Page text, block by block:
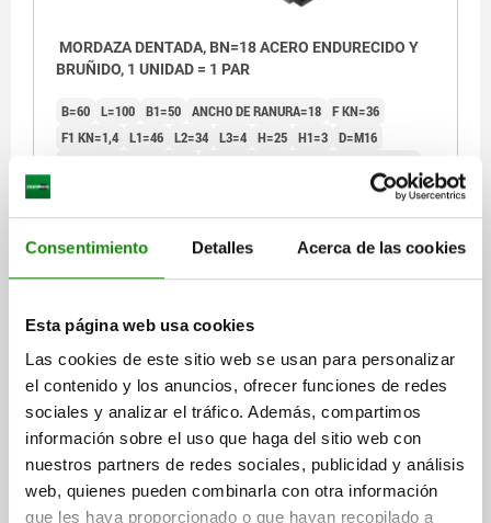
Consentimiento Detalles Acerca de las cookies
Esta página web usa cookies
Las cookies de este sitio web se usan para personalizar
el contenido y los anuncios, ofrecer funciones de redes
sociales y analizar el tráfico. Además, compartimos
información sobre el uso que haga del sitio web con
nuestros partners de redes sociales, publicidad y análisis
web, quienes pueden combinarla con otra información
que les haya proporcionado o que hayan recopilado a
MORDAZA DENTADA, BN=18 ACERO ENDURECIDO Y
BRUÑIDO, 1 UNIDAD = 1 PAR
B=60 L=100 B1=50 ANCHO DE RANURA=18 F KN=36
F1 KN=1,4 L1=46 L2=34 L3=4 H=25 H1=3 D=M16
$4,843.69
más gastos de envío